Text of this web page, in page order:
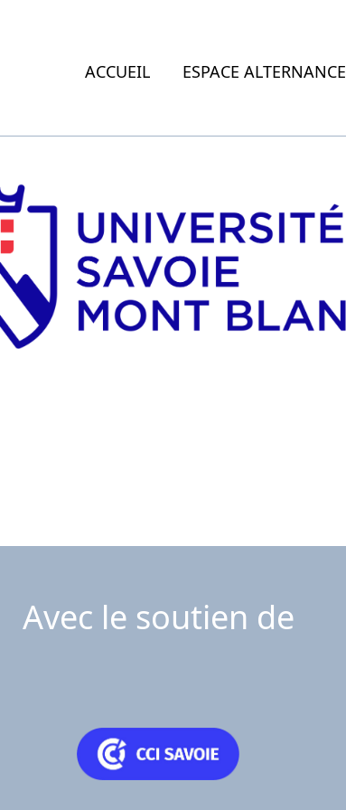
ACCUEIL ESPACE ALTERNANCE
Avec le soutien de